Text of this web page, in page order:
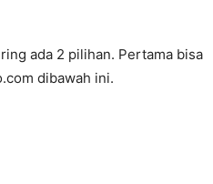
ada 2 pilihan. Pertama bisa
dibawah ini.